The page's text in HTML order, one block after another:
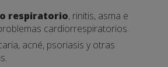
respiratorio, rinitis, asma e
cardiorrespiratorios.
acné, psoriasis y otras